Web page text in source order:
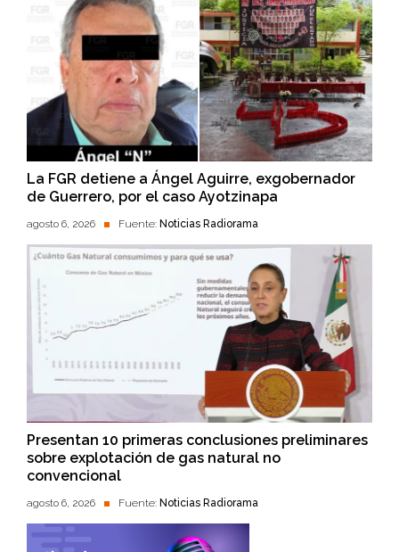
La FGR detiene a Ángel Aguirre, exgobernador
de Guerrero, por el caso Ayotzinapa
agosto 6, 2026 Fuente: Noticias Radiorama
Presentan 10 primeras conclusiones preliminares
sobre explotación de gas natural no
convencional
agosto 6, 2026 Fuente: Noticias Radiorama